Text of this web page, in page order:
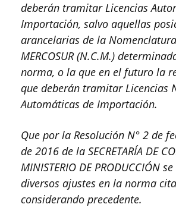
deberán tramitar Licencias
Importación, salvo aquellas
arancelarias de la
MERCOSUR (N.C.M.)
norma, o la que en el futuro la
que deberán tramitar Licencias
Automáticas de Importación.
Que por la Resolución N° 2 de
de 2016 de la SECRETARÍA DE
MINISTERIO DE PRODUCCIÓN
diversos ajustes en la norma
considerando precedente.